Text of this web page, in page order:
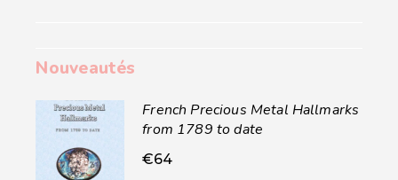
Nouveautés
French Precious Metal Hallmarks
from 1789 to date
€64